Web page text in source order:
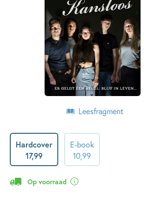
Leesfragment
Hardcover
17,99
E-book
1099
Op voorraad